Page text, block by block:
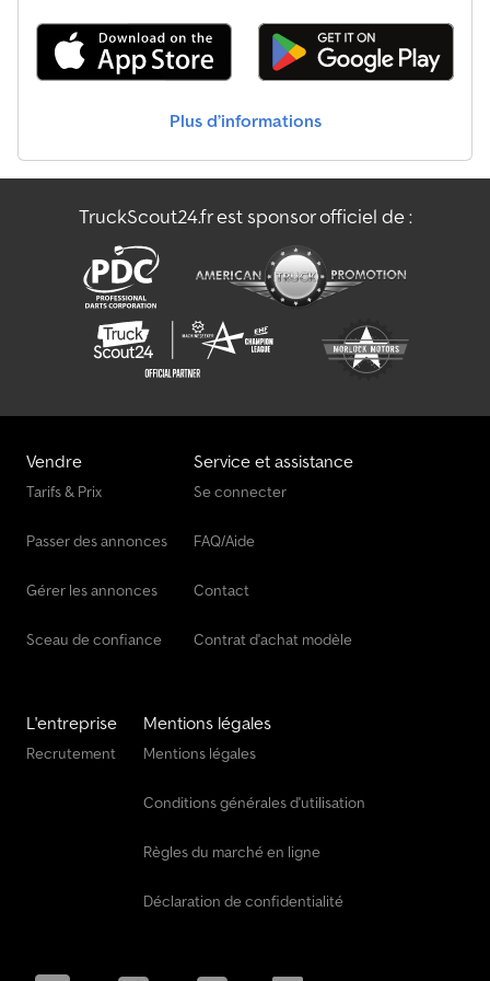
Véhicule Aspirateur/Nettoyeur
Véhicule De Chargement
Véhicule De Livraison
Véhicule À Fond Poussant
Équipements Aéropourtaires
Plus d’informations
TruckScout24.fr est sponsor officiel de :
Vendre
Tarifs & Prix
Passer des annonces
Gérer les annonces
Sceau de confiance
Service et assistance
Se connecter
FAQ/Aide
Contact
Contrat d'achat modèle
L'entreprise
Recrutement
Mentions légales
Mentions légales
Conditions générales d'utilisation
Règles du marché en ligne
Déclaration de confidentialité